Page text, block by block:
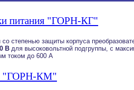
питания "ГОРН-КГ"
степенью защиты корпуса
В для высоковольтной подгруппы, с
током до 600 А
"ГОРН-КМ"